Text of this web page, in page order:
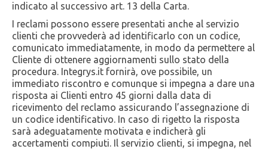
indicato al successivo art. 13 della Carta.
I reclami possono essere presentati anche al servizio
clienti che provvederà ad identificarlo con un codice,
comunicato immediatamente, in modo da permettere al
Cliente di ottenere aggiornamenti sullo stato della
procedura. Integrys.it fornirà, ove possibile, un
immediato riscontro e comunque si impegna a dare una
risposta ai Clienti entro 45 giorni dalla data di
ricevimento del reclamo assicurando l’assegnazione di
un codice identificativo. In caso di rigetto la risposta
sarà adeguatamente motivata e indicherà gli
accertamenti compiuti. Il servizio clienti, si impegna, nel